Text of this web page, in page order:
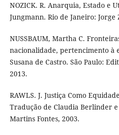
NOZICK. R. Anarquia, Estado e
Jungmann. Rio de Janeiro:
NUSSBAUM, Martha C.
nacionalidade, pertencimento à
Susana de Castro. São Paulo:
2013.
RAWLS. J. Justiça Como
Tradução de Claudia Berlinder
Martins Fontes, 2003.